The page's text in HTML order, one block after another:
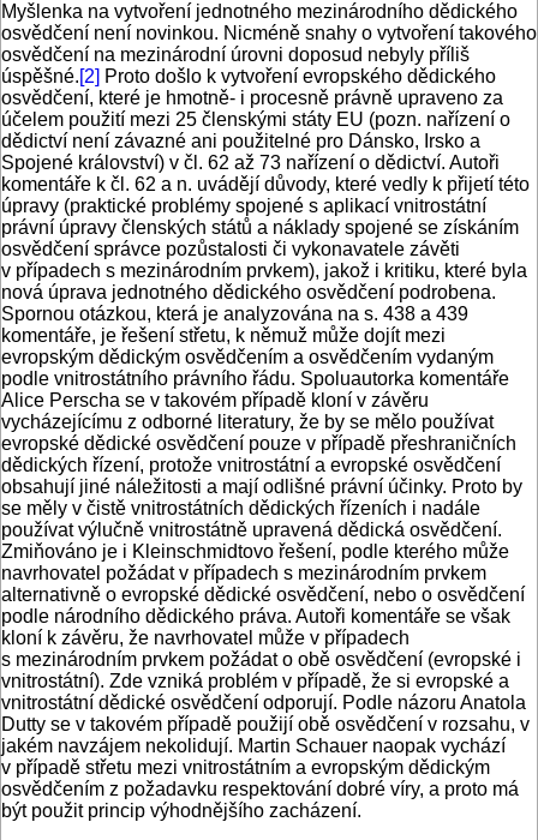
Myšlenka na vytvoření jednotného mezinárodního dědického
osvědčení není novinkou. Nicméně snahy o vytvoření takového
osvědčení na mezinárodní úrovni doposud nebyly příliš
úspěšné.[2] Proto došlo k vytvoření evropského dědického
osvědčení, které je hmotně- i procesně právně upraveno za
účelem použití mezi 25 členskými státy EU (pozn. nařízení o
dědictví není závazné ani použitelné pro Dánsko, Irsko a
Spojené království) v čl. 62 až 73 nařízení o dědictví. Autoři
komentáře k čl. 62 a n. uvádějí důvody, které vedly k přijetí této
úpravy (praktické problémy spojené s aplikací vnitrostátní
právní úpravy členských států a náklady spojené se získáním
osvědčení správce pozůstalosti či vykonavatele závěti
v případech s mezinárodním prvkem), jakož i kritiku, které byla
nová úprava jednotného dědického osvědčení podrobena.
Spornou otázkou, která je analyzována na s. 438 a 439
komentáře, je řešení střetu, k němuž může dojít mezi
evropským dědickým osvědčením a osvědčením vydaným
podle vnitrostátního právního řádu. Spoluautorka komentáře
Alice Perscha se v takovém případě kloní v závěru
vycházejícímu z odborné literatury, že by se mělo používat
evropské dědické osvědčení pouze v případě přeshraničních
dědických řízení, protože vnitrostátní a evropské osvědčení
obsahují jiné náležitosti a mají odlišné právní účinky. Proto by
se měly v čistě vnitrostátních dědických řízeních i nadále
používat výlučně vnitrostátně upravená dědická osvědčení.
Zmiňováno je i Kleinschmidtovo řešení, podle kterého může
navrhovatel požádat v případech s mezinárodním prvkem
alternativně o evropské dědické osvědčení, nebo o osvědčení
podle národního dědického práva. Autoři komentáře se však
kloní k závěru, že navrhovatel může v případech
s mezinárodním prvkem požádat o obě osvědčení (evropské i
vnitrostátní). Zde vzniká problém v případě, že si evropské a
vnitrostátní dědické osvědčení odporují. Podle názoru Anatola
Dutty se v takovém případě použijí obě osvědčení v rozsahu, v
jakém navzájem nekolidují. Martin Schauer naopak vychází
v případě střetu mezi vnitrostátním a evropským dědickým
osvědčením z požadavku respektování dobré víry, a proto má
být použit princip výhodnějšího zacházení.